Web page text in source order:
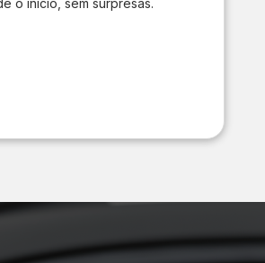
o início, sem surpresas.